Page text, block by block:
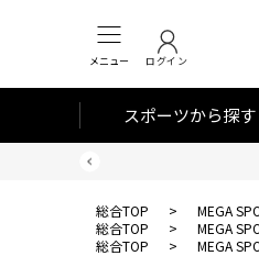
メニュー ログイン
スポーツから探す
総合TOP > MEGA
総合TOP
> MEGA
総合TOP
> MEGA